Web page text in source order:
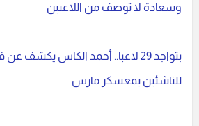
وسعادة لا توصف من اللاعبين
بتواجد 29 لاعبا.. أحمد الكاس
للناشئين بمعسكر مارس